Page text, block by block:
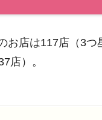
お店は117店（3つ
店）。